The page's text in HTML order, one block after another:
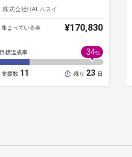
株式会社HALムスイ
集まっている金
¥170,830
目標達成率 34%
支援数 11 残り 23 日